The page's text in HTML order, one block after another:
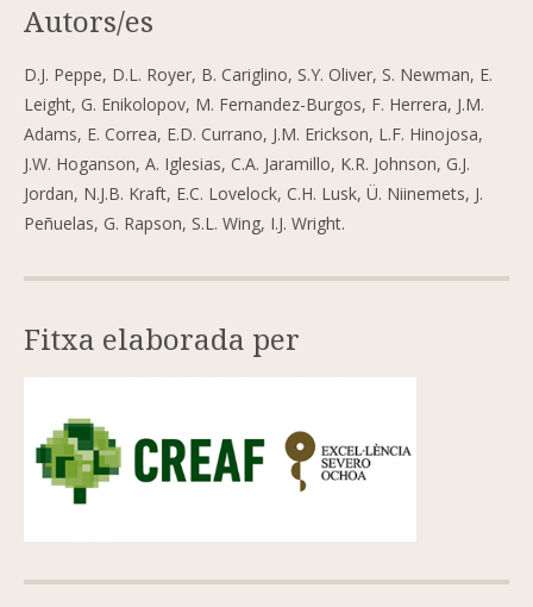
Autors/es
D.J. Peppe, D.L. Royer, B. Cariglino, S.Y. Oliver, S. Newman, E.
Leight, G. Enikolopov, M. Fernandez-Burgos, F. Herrera, J.M.
Adams, E. Correa, E.D. Currano, J.M. Erickson, L.F. Hinojosa,
J.W. Hoganson, A. Iglesias, C.A. Jaramillo, K.R. Johnson, G.J.
Jordan, N.J.B. Kraft, E.C. Lovelock, C.H. Lusk, Ü. Niinemets, J.
Peñuelas, G. Rapson, S.L. Wing, I.J. Wright.
Fitxa elaborada per